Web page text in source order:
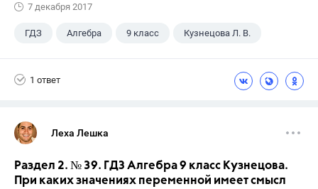
7 декабря 2017
ГДЗ Алгебра 9 класс Кузнецова Л. В.
1 ответ
Леха Лешка
Раздел 2. № 39. ГДЗ Алгебра 9 класс Кузнецова.
При каких значениях переменной имеет смысл